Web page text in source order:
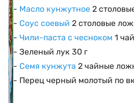
- Масло кунжутное 2
- Соус соевый 2 столовые
- Чили-паста с чесноком 1
- Зеленый лук 30 г
- Семя кунжута 2 чайные
- Перец черный молотый по